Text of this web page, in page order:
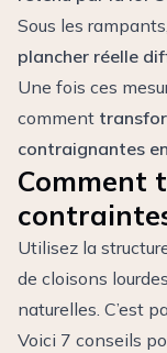
Sous les
plancher réelle
Une fois ces
comment
contraignantes
Comment
Utilisez la
de cloisons
naturelles. C’est
Voici 7 conseils